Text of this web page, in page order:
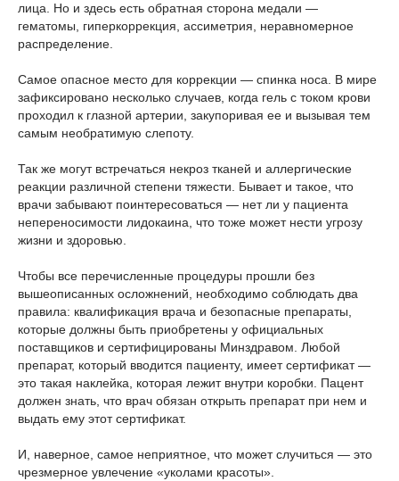
лица. Но и здесь есть обратная сторона медали —
гематомы, гиперкоррекция, ассиметрия, неравномерное
распределение.
Самое опасное место для коррекции — спинка носа. В мире
зафиксировано несколько случаев, когда гель с током крови
проходил к глазной артерии, закупоривая ее и вызывая тем
самым необратимую слепоту.
Так же могут встречаться некроз тканей и аллергические
реакции различной степени тяжести. Бывает и такое, что
врачи забывают поинтересоваться — нет ли у пациента
непереносимости лидокаина, что тоже может нести угрозу
жизни и здоровью.
Чтобы все перечисленные процедуры прошли без
вышеописанных осложнений, необходимо соблюдать два
правила: квалификация врача и безопасные препараты,
которые должны быть приобретены у официальных
поставщиков и сертифицированы Минздравом. Любой
препарат, который вводится пациенту, имеет сертификат —
это такая наклейка, которая лежит внутри коробки. Пацент
должен знать, что врач обязан открыть препарат при нем и
выдать ему этот сертификат.
И, наверное, самое неприятное, что может случиться — это
чрезмерное увлечение «уколами красоты».